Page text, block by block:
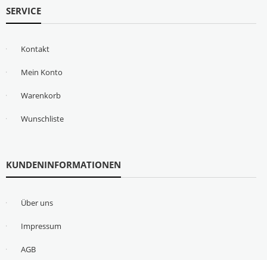
SERVICE
Kontakt
Mein Konto
Warenkorb
Wunschliste
KUNDENINFORMATIONEN
Über uns
Impressum
AGB